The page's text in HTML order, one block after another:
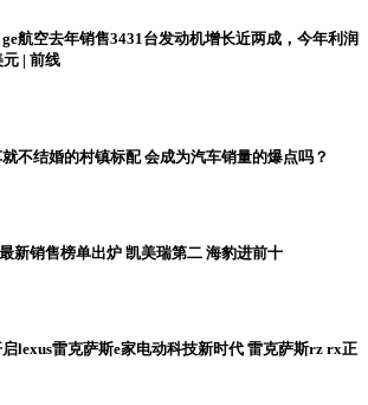
航空去年销售3431台发动机增长近两成，今年利润
| 前线
不结婚的村镇标配 会成为汽车销量的爆点吗？
新销售榜单出炉 凯美瑞第二 海豹进前十
lexus雷克萨斯e家电动科技新时代 雷克萨斯rz rx正